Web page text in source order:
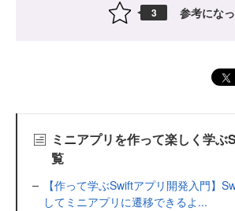
3 参考にな
ミニアプリを作って楽しく学
覧
【作って学ぶSwiftアプリ開発入門】
してミニアプリに遷移できるよ...